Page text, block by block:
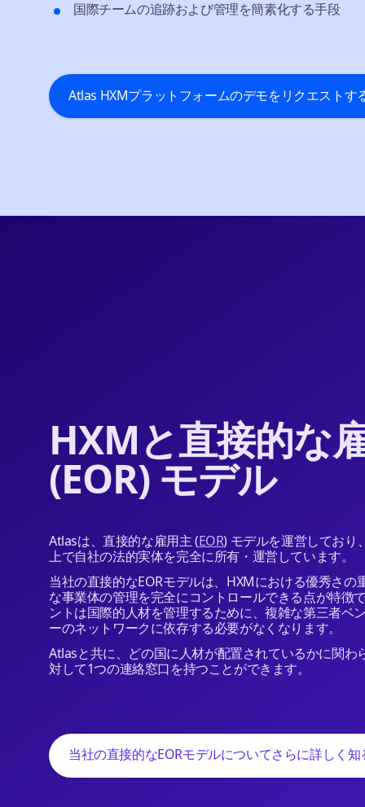
国際チームの追跡および管理を簡素化する手段
Atlas HXMプラットフォームのデモをリクエストす
HXMと直接的な
(EOR) モデル
Atlasは、直接的な雇用主 (EOR) モデルを運営しており
上で自社の法的実体を完全に所有・運営しています。
当社の直接的なEORモデルは、HXMにおける優秀さの
な事業体の管理を完全にコントロールできる点が特徴
ントは国際的人材を管理するために、複雑な第三者ベ
ーのネットワークに依存する必要がなくなります。
Atlasと共に、どの国に人材が配置されているかに関わ
対して1つの連絡窓口を持つことができます。
当社の直接的なEORモデルについてさらに詳しく知